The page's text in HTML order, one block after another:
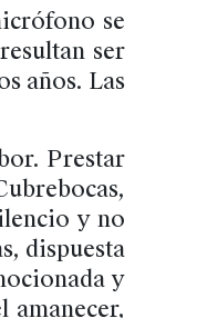
se
ser
años. Las
Prestar
y no
dispuesta
y
amanecer,